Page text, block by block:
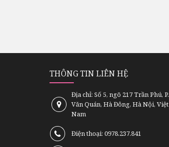
THÔNG TIN LIÊN HỆ
Địa chỉ: Số 5, ngõ 217 Trần Phú, P.
Văn Quán, Hà Đông, Hà Nội, Việt
Nam
Điện thoại: 0978.237.841